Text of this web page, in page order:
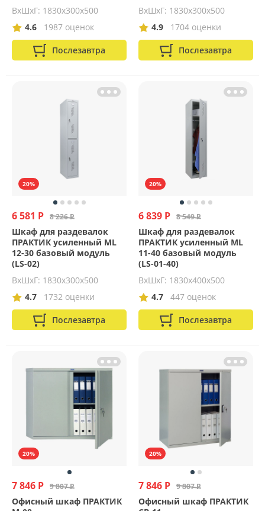
ВхШхГ: 1830х300х500
4.6
1987 оценок
Послезавтра
ВхШхГ: 1830х300х500
4.9
1704 оценки
Послезавтра
20%
6 581 Р 8 226 Р
Шкаф для раздевалок
ПРАКТИК усиленный ML
12-30 базовый модуль
(LS-02)
ВхШхГ: 1830х300х500
4.7
1732 оценки
Послезавтра
20%
6 839 Р 8 549 Р
Шкаф для раздевалок
ПРАКТИК усиленный ML
11-40 базовый модуль
(LS-01-40)
ВхШхГ: 1830х400х500
4.7
447 оценок
Послезавтра
20%
7 846 Р 9 807 Р
Офисный шкаф ПРАКТИК
20%
7 846 Р 9 807 Р
Офисный шкаф ПРАКТИК